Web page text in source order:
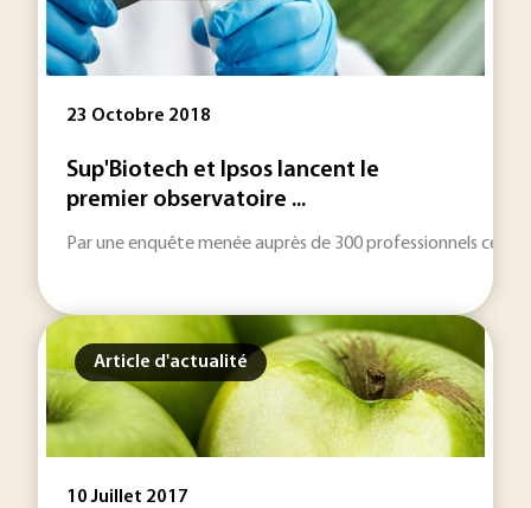
23 Octobre 2018
Sup'Biotech et Ipsos lancent le
premier observatoire ...
Par une enquête menée auprès de 300 professionnels cet
Article d'actualité
10 Juillet 2017